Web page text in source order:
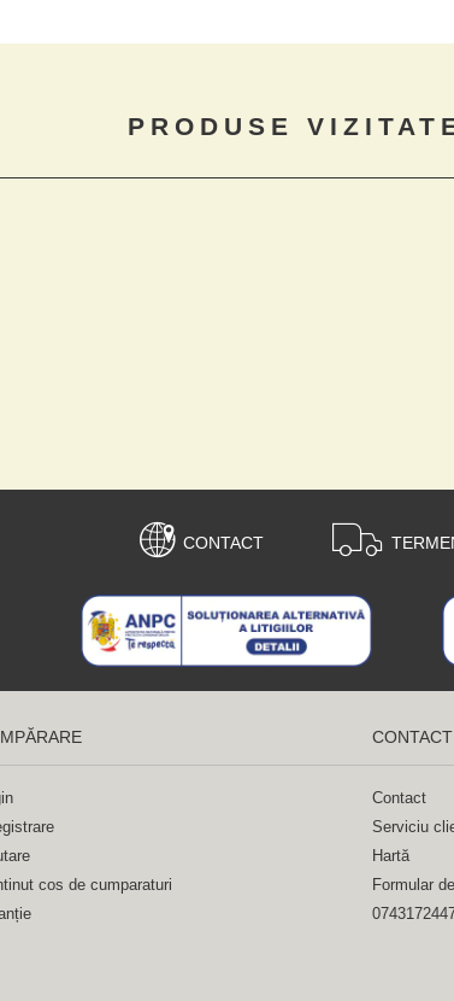
PRODUSE
CONTACT
cos de cumparaturi
CONTACT
Contact
Serviciu
Hartă
Formular